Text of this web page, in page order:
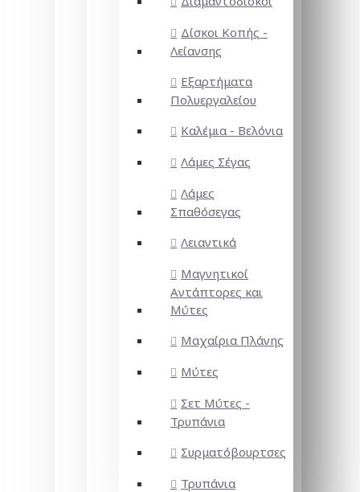
Δίσκοι Κοπής -
Λείανσης
Εξαρτήματα
Πολυεργαλείου
Καλέμια - Βελόνια
Λάμες Σέγας
Λάμες
Σπαθόσεγας
Λειαντικά
Μαγνητικοί
Αντάπτορες και
Μύτες
Μαχαίρια Πλάνης
Μύτες
Σετ Μύτες -
Τρυπάνια
Συρματόβουρτσες
Τρυπάνια